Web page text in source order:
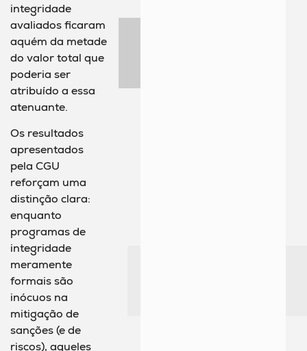
integridade
avaliados ficaram
aquém da metade
do valor total que
poderia ser
atribuído a essa
atenuante.
Os resultados
apresentados
pela CGU
reforçam uma
distinção clara:
enquanto
programas de
integridade
meramente
formais são
inócuos na
mitigação de
sanções (e de
riscos), aqueles